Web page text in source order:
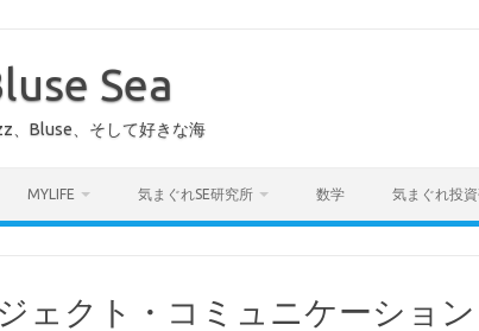
Sea
、Bluse、そして好きな海
MYLIFE 気まぐれSE研究所 数学 気まぐれ投
ェクト・コミュニケーショ